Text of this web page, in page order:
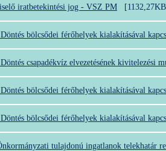
iratbetekintési jog - VSZ PM
bölcsődei férőhelyek kialakításával
csapadékvíz elvezetésének kivitelezési
bölcsődei férőhelyek kialakításával
bölcsődei férőhelyek kialakításával
tulajdonú ingatlanok telekhatár